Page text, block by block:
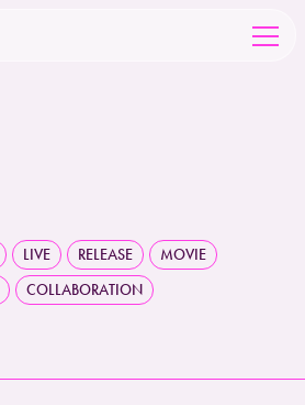
LIVE RELEASE
MOVIE
COLLABORATION